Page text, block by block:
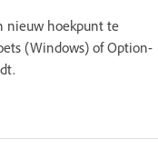
nieuw hoekpunt te
(Windows) of Option-